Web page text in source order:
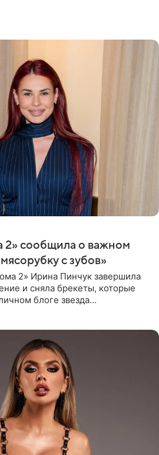
2» сообщила о важном
с зубов»
2» Ирина Пинчук завершила
и сняла брекеты, которые
блоге звезда